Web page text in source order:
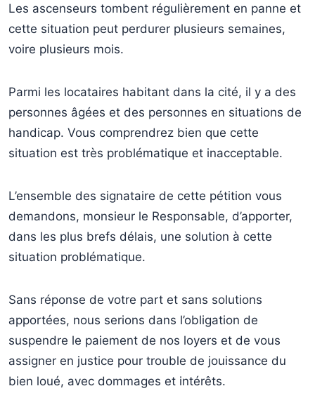
Les ascenseurs tombent régulièrement en panne et
cette situation peut perdurer plusieurs semaines,
voire plusieurs mois.
Parmi les locataires habitant dans la cité, il y a des
personnes âgées et des personnes en situations de
handicap. Vous comprendrez bien que cette
situation est très problématique et inacceptable.
L’ensemble des signataire de cette pétition vous
demandons, monsieur le Responsable, d’apporter,
dans les plus brefs délais, une solution à cette
situation problématique.
Sans réponse de votre part et sans solutions
apportées, nous serions dans l’obligation de
suspendre le paiement de nos loyers et de vous
assigner en justice pour trouble de jouissance du
bien loué, avec dommages et intérêts.